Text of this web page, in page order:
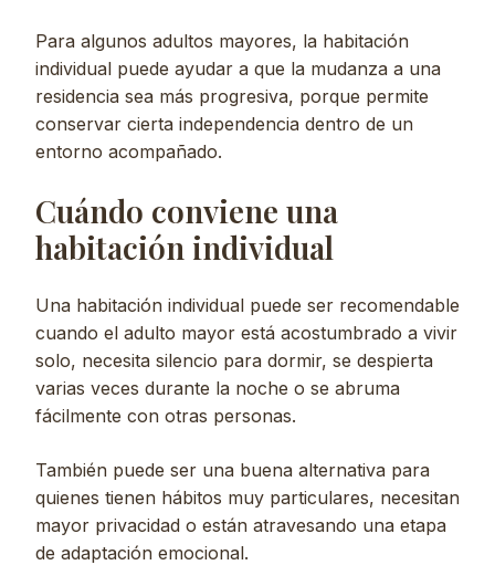
Para algunos adultos mayores, la habitación
individual puede ayudar a que la mudanza a una
residencia sea más progresiva, porque permite
conservar cierta independencia dentro de un
entorno acompañado.
Cuándo conviene una
habitación individual
Una habitación individual puede ser recomendable
cuando el adulto mayor está acostumbrado a vivir
solo, necesita silencio para dormir, se despierta
varias veces durante la noche o se abruma
fácilmente con otras personas.
También puede ser una buena alternativa para
quienes tienen hábitos muy particulares, necesitan
mayor privacidad o están atravesando una etapa
de adaptación emocional.